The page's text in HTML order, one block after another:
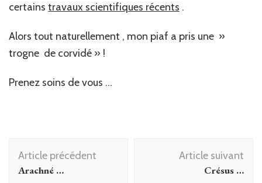
certains travaux scientifiques récents .
Alors tout naturellement , mon piaf a pris une »
trogne de corvidé » !
Prenez soins de vous …
Navigation
d'article
Article précédent
Arachné …
Article suivant
Crésus …